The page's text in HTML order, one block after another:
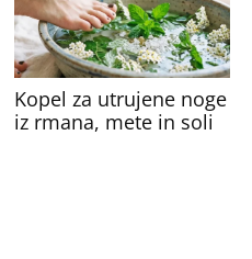
Kopel za utrujene noge
iz rmana, mete in soli